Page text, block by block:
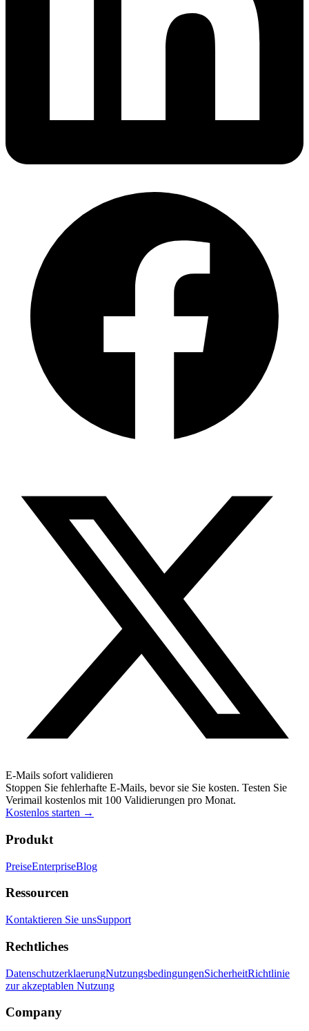
E-Mails sofort validieren
Stoppen Sie fehlerhafte E-Mails, bevor sie Sie kosten. Testen Sie
Verimail kostenlos mit 100 Validierungen pro Monat.
Kostenlos starten →
Produkt
PreiseEnterpriseBlog
Ressourcen
Kontaktieren Sie unsSupport
Rechtliches
DatenschutzerklaerungNutzungsbedingungenSicherheitRichtlinie
zur akzeptablen Nutzung
Company